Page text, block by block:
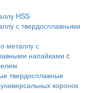
HSS
с твердосплавными
металлу с
напайками c
твердосплавные
коронок